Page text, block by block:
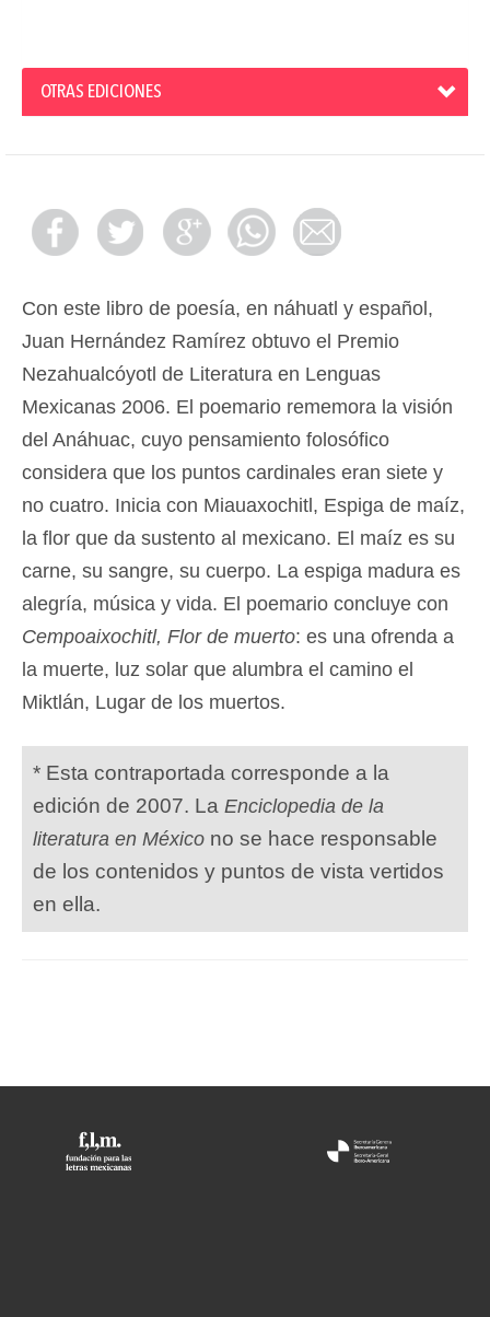
OTRAS EDICIONES
Con este libro de poesía, en náhuatl y español,
Juan Hernández Ramírez obtuvo el Premio
Nezahualcóyotl de Literatura en Lenguas
Mexicanas 2006. El poemario rememora la visión
del Anáhuac, cuyo pensamiento folosófico
considera que los puntos cardinales eran siete y
no cuatro. Inicia con Miauaxochitl, Espiga de maíz,
la flor que da sustento al mexicano. El maíz es su
carne, su sangre, su cuerpo. La espiga madura es
alegría, música y vida. El poemario concluye con
Cempoaixochitl, Flor de muerto: es una ofrenda a
la muerte, luz solar que alumbra el camino el
Miktlán, Lugar de los muertos.
* Esta contraportada corresponde a la
edición de 2007. La Enciclopedia de la
literatura en México no se hace responsable
de los contenidos y puntos de vista vertidos
en ella.